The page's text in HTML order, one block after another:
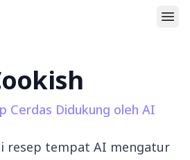
Cerdas Didukung oleh AI
resep tempat AI mengatur